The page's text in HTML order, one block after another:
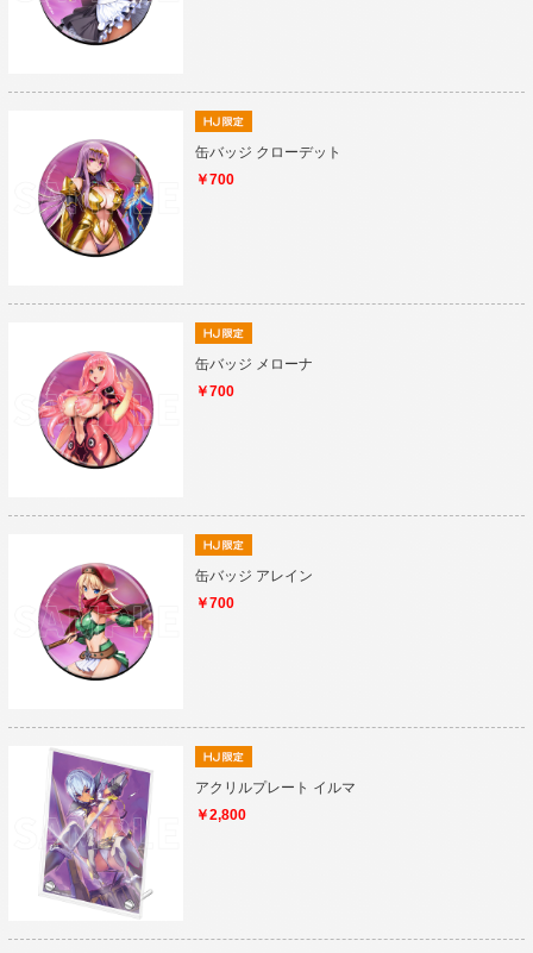
缶バッジ クローデット
￥700
缶バッジ メローナ
￥700
缶バッジ アレイン
￥700
アクリルプレート イルマ
￥2,800